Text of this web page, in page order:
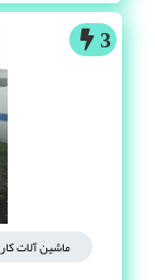
3
ماشین آلات